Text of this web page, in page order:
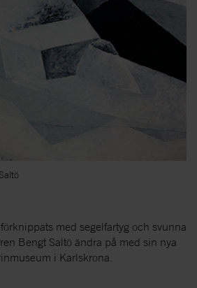
med segelfartyg och svunna
Bengt Saltö ändra på med sin nya
i Karlskrona.